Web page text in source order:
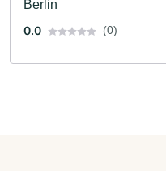
Berlin
0.0
(0)